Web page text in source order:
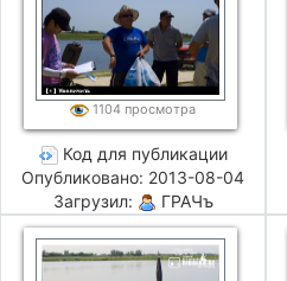
1104 просмотра
Код для публикации
Опубликовано: 2013-08-04
Загрузил:
ГРАЧъ